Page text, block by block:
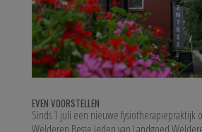
EVEN VOORSTELLEN
Sinds 1 juli een nieuwe fysiotherapiepraktijk